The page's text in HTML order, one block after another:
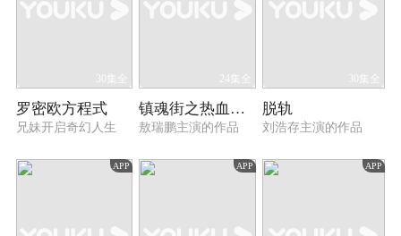
30集全
罗密欧方程式
兄妹开启奇幻人生
24集全
镇魂街之热血再燃
敖瑞鹏主演的作品
30集全
脱轨
刘浩存主演的作品
APP APP APP